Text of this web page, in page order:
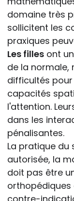
domaine très
sollicitent les
praxiques
Les filles ont
de la normale,
difficultés
capacités
l'attention.
dans les
pénalisantes.
La pratique du
autorisée, la
doit pas être
orthopédiques